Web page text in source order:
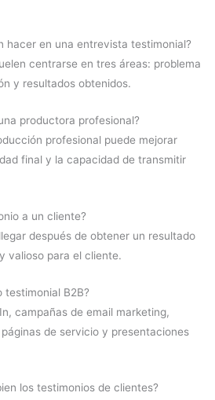
hacer en una entrevista testimonial?
centrarse en tres áreas: problema
y resultados obtenidos.
productora profesional?
profesional puede mejorar
final y la capacidad de transmitir
a un cliente?
después de obtener un resultado
valioso para el cliente.
testimonial B2B?
campañas de email marketing,
de servicio y presentaciones
los testimonios de clientes?